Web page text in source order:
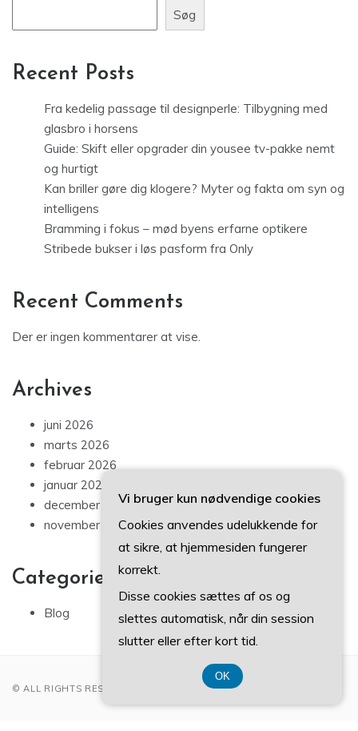
Søg
Recent Posts
Fra kedelig passage til designperle: Tilbygning med
glasbro i horsens
Guide: Skift eller opgrader din yousee tv-pakke nemt
og hurtigt
Kan briller gøre dig klogere? Myter og fakta om syn og
intelligens
Bramming i fokus – mød byens erfarne optikere
Stribede bukser i løs pasform fra Only
Recent Comments
Der er ingen kommentarer at vise.
Archives
juni 2026
marts 2026
februar 2026
januar 2026
december 2025
november 2025
Categories
Blog
© ALL RIGHTS RESERVED 2022
Vi bruger kun nødvendige cookies
Cookies anvendes udelukkende for
at sikre, at hjemmesiden fungerer
korrekt.
Disse cookies sættes af os og
slettes automatisk, når din session
slutter eller efter kort tid.
OK